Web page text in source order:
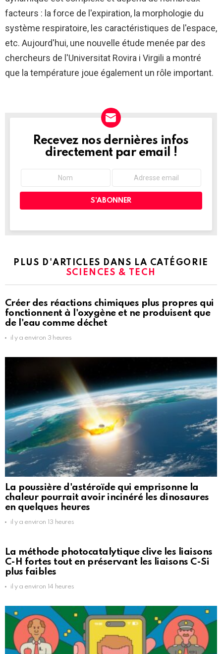
facteurs : la force de l'expiration, la morphologie du
système respiratoire, les caractéristiques de l'espace,
etc. Aujourd'hui, une nouvelle étude menée par des
chercheurs de l'Universitat Rovira i Virgili a montré
que la température joue également un rôle important.
NEWSLETTER
Recevez nos dernières infos
directement par email !
PLUS D'ARTICLES DANS LA CATÉGORIE
SCIENCES & TECH
Créer des réactions chimiques plus propres qui
fonctionnent à l'oxygène et ne produisent que
de l'eau comme déchet
il y a environ 3 heures
La poussière d'astéroïde qui emprisonne la
chaleur pourrait avoir incinéré les dinosaures
en quelques heures
il y a environ 13 heures
La méthode photocatalytique clive les liaisons
C-H fortes tout en préservant les liaisons C-Si
plus faibles
il y a environ 14 heures